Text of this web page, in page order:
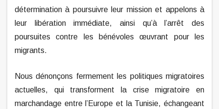
détermination à poursuivre leur mission et appelons à
leur libération immédiate, ainsi qu’à l’arrêt des
poursuites contre les bénévoles œuvrant pour les
migrants.
Nous dénonçons fermement les politiques migratoires
actuelles, qui transforment la crise migratoire en
marchandage entre l’Europe et la Tunisie, échangeant